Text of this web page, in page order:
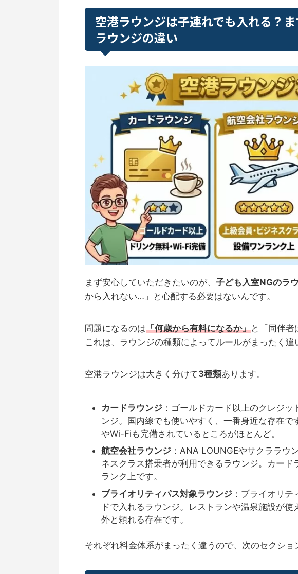
空港ラウンジは子連れでも入れる？
ラウンジの違い
まず安心していただきたいのが、 子ども入室NGのラ
から入れない…」と心配する必要はないんです。
問題になるのは「何歳から有料になるか」と「同伴
これは、ラウンジの種類によってルールがまったく違
空港ラウンジは大きく分けて3種類あります。
カードラウンジ ：ゴールドカード以上のクレジ
ンジ。国内線でも使いやすく、一番身近な存在で
やWi-Fiも完備されているところがほとんど。
航空会社ラウンジ ：ANA LOUNGEやサクララウ
ネスクラス搭乗者が利用できるラウンジ。カー
ランク上です。
プライオリティパス対象ラウンジ ：プライオリ
ドで入れるラウンジ。レストランや温泉施設が
外と頼れる存在です。
それぞれ料金体系がまったく違うので、次のセクショ